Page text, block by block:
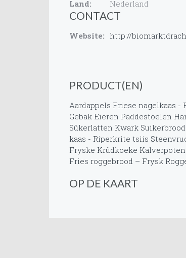
Land:
Nederland
CONTACT
Website: http://
PRODUCT(EN)
Aardappels Friese nagelkaas -
Gebak Eieren Paddestoelen
Sûkerlatten Kwark
kaas - Riperkrite tsiis
Fryske Krûdkoeke
Fries roggebrood – Frysk
OP DE KAART